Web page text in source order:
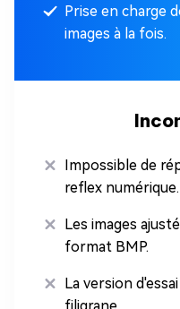
Prise en charge
images à la fois.
Impossible de
reflex numérique.
Les images
format BMP.
La version